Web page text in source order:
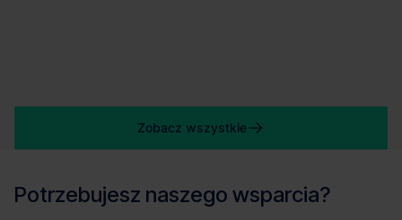
Zobacz wszystkie
Potrzebujesz naszego wsparcia?